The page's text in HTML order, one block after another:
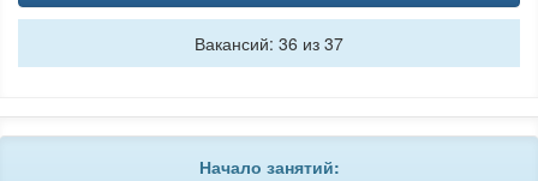
Вакансий: 36 из 37
Начало занятий: